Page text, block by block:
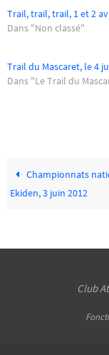
Trail, trail, trail, 1 et 2
Dans "Non classé"
Trail du Mascaret, le 4
Dans "Le Trail du
Championnats
Ekiden, 3 juin 2012
Club